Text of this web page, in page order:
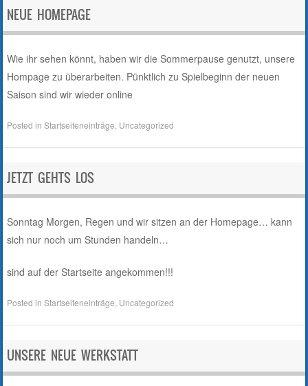
NEUE HOMEPAGE
Wie ihr sehen könnt, haben wir die Sommerpause genutzt, unsere
Hompage zu überarbeiten. Pünktlich zu Spielbeginn der neuen
Saison sind wir wieder online
Posted inStartseiteneinträge Uncategorized
JETZT GEHTS LOS
Sonntag Morgen, Regen und wir sitzen an der Homepage… kann
sich nur noch um Stunden handeln…
sind auf der Startseite angekommen!!!
Posted inStartseiteneinträge Uncategorized
UNSERE NEUE WERKSTATT